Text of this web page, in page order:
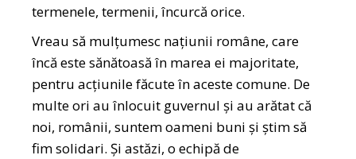
termenele, termenii, încurcă orice.
Vreau să mulțumesc națiunii române, care
încă este sănătoasă în marea ei majoritate,
pentru acțiunile făcute în aceste comune. De
multe ori au înlocuit guvernul și au arătat că
noi, românii, suntem oameni buni și știm să
fim solidari. Și astăzi, o echipă de